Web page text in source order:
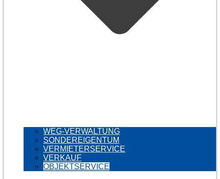
WEG-VERWALTUNG
SONDEREIGENTUM
VERMIETERSERVICE
VERKAUF
OBJEKTSERVICE